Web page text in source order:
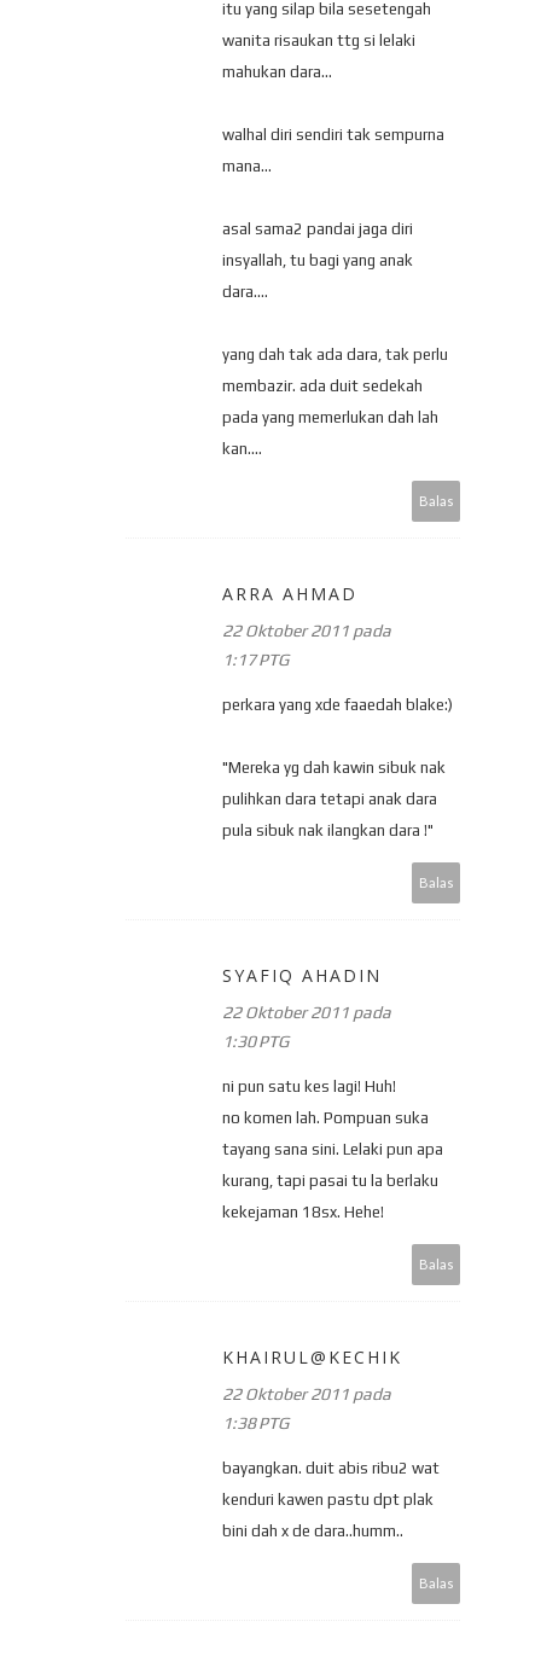
itu yang silap bila sesetengah
wanita risaukan ttg si lelaki
mahukan dara...
walhal diri sendiri tak sempurna
mana...
asal sama2 pandai jaga diri
insyallah, tu bagi yang anak
dara....
yang dah tak ada dara, tak perlu
membazir. ada duit sedekah
pada yang memerlukan dah lah
kan....
Balas
ARRA AHMAD
22 Oktober 2011 pada
1:17 PTG
perkara yang xde faaedah blake:)
"Mereka yg dah kawin sibuk nak
pulihkan dara tetapi anak dara
pula sibuk nak ilangkan dara !"
Balas
SYAFIQ AHADIN
22 Oktober 2011 pada
1:30 PTG
ni pun satu kes lagi! Huh!
no komen lah. Pompuan suka
tayang sana sini. Lelaki pun apa
kurang, tapi pasai tu la berlaku
kekejaman 18sx. Hehe!
Balas
KHAIRUL@KECHIK
22 Oktober 2011 pada
1:38 PTG
bayangkan. duit abis ribu2 wat
kenduri kawen pastu dpt plak
bini dah x de dara..humm..
Balas